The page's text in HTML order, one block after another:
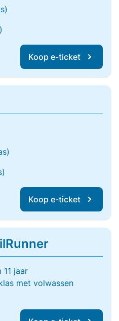
Koop e-ticket
Koop e-ticket
jaar
met volwassen